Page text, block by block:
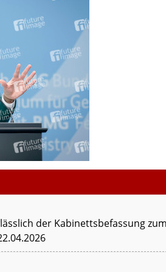
der Kabinettsbefassung